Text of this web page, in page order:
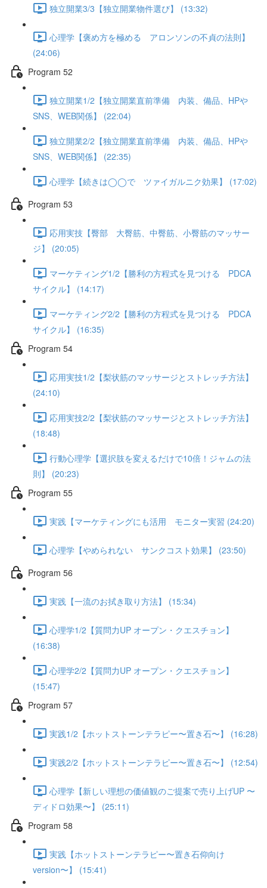
独立開業3/3【独立開業物件選び】 (13:32)
心理学【褒め方を極める アロンソンの不貞の法則】
(24:06)
Program 52
独立開業1/2【独立開業直前準備 内装、備品、HPや
SNS、WEB関係】 (22:04)
独立開業2/2【独立開業直前準備 内装、備品、HPや
SNS、WEB関係】 (22:35)
心理学【続きは◯◯で ツァイガルニク効果】 (17:02)
Program 53
応用実技【臀部 大臀筋、中臀筋、小臀筋のマッサー
ジ】 (20:05)
マーケティング1/2【勝利の方程式を見つける PDCA
サイクル】 (14:17)
マーケティング2/2【勝利の方程式を見つける PDCA
サイクル】 (16:35)
Program 54
応用実技1/2【梨状筋のマッサージとストレッチ方法】
(24:10)
応用実技2/2【梨状筋のマッサージとストレッチ方法】
(18:48)
行動心理学【選択肢を変えるだけで10倍！ジャムの法
則】 (20:23)
Program 55
実践【マーケティングにも活用 モニター実習 (24:20)
心理学【やめられない サンクコスト効果】 (23:50)
Program 56
実践【一流のお拭き取り方法】 (15:34)
心理学1/2【質問力UP オープン・クエスチョン】
(16:38)
心理学2/2【質問力UP オープン・クエスチョン】
(15:47)
Program 57
実践1/2【ホットストーンテラピー〜置き石〜】 (16:28)
実践2/2【ホットストーンテラピー〜置き石〜】 (12:54)
心理学【新しい理想の価値観のご提案で売り上げUP 〜
ディドロ効果〜】 (25:11)
Program 58
実践【ホットストーンテラピー〜置き石仰向け
version〜】 (15:41)